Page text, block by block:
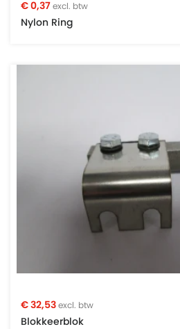
€ 0,37 excl. btw
Nylon Ring
€ 32,53 excl. btw
Blokkeerblok